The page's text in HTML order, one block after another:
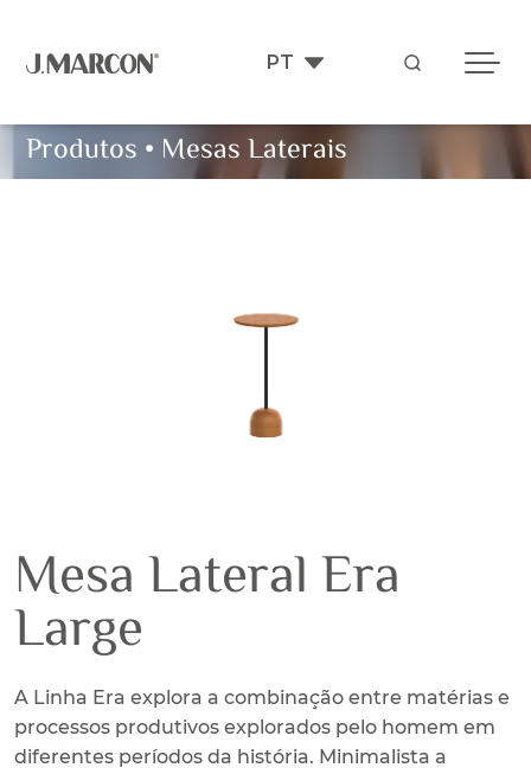
Produtos • Mesas Laterais
Mesa Lateral Era
Large
A Linha Era explora a combinação entre matérias e
processos produtivos explorados pelo homem em
diferentes períodos da história. Minimalista a